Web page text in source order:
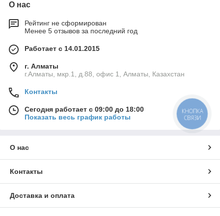
О нас
Рейтинг не сформирован
Менее 5 отзывов за последний год
Работает с 14.01.2015
г. Алматы
г.Алматы, мкр.1, д.88, офис 1, Алматы, Казахстан
Контакты
Сегодня работает с 09:00 до 18:00
Показать весь график работы
О нас
Контакты
Доставка и оплата
КНОПКА
СВЯЗИ